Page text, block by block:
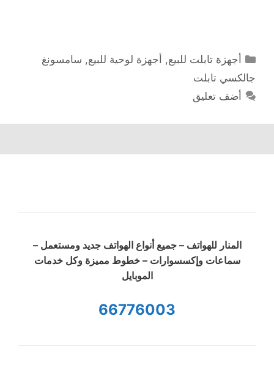
التصنيفات
أجهزة تابلت للبيع, أجهزة لوحية للبيع, سامسونغ
جالكسي تابلت
أضف تعليق
المنار للهواتف – جميع أنواع الهواتف جديد ومستعمل –
سماعات وإكسسوارات – خطوط مميزة وكل خدمات
الموبايل
66776003